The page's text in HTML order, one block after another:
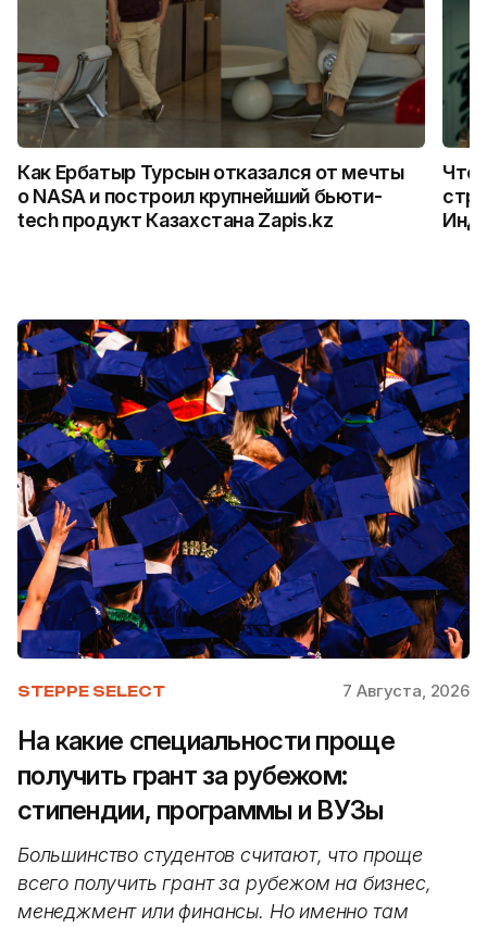
Как Ербатыр Турсын отказался от мечты
о NASA и построил крупнейший бьюти-
tech продукт Казахстана Zapis.kz
Что
STEPPE SELECT 7 Августа, 2026
На какие специальности проще
получить грант за рубежом:
стипендии, программы и ВУЗы
Большинство студентов считают, что проще
всего получить грант за рубежом на бизнес,
менеджмент или финансы. Но именно там